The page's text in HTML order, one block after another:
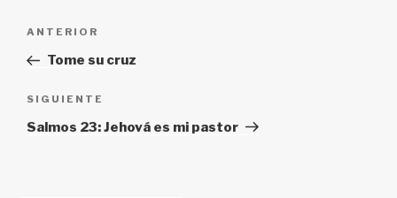
entradas
Entrada
anterior:
ANTERIOR
Tome su cruz
Siguiente
entrada
SIGUIENTE
Salmos 23: Jehová es mi pastor